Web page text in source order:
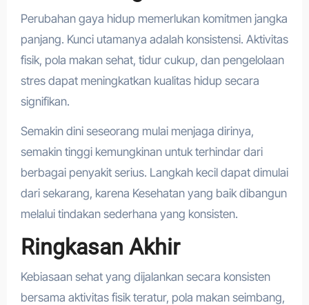
Perubahan gaya hidup memerlukan komitmen jangka
panjang. Kunci utamanya adalah konsistensi. Aktivitas
fisik, pola makan sehat, tidur cukup, dan pengelolaan
stres dapat meningkatkan kualitas hidup secara
signifikan.
Semakin dini seseorang mulai menjaga dirinya,
semakin tinggi kemungkinan untuk terhindar dari
berbagai penyakit serius. Langkah kecil dapat dimulai
dari sekarang, karena Kesehatan yang baik dibangun
melalui tindakan sederhana yang konsisten.
Ringkasan Akhir
Kebiasaan sehat yang dijalankan secara konsisten
bersama aktivitas fisik teratur, pola makan seimbang,